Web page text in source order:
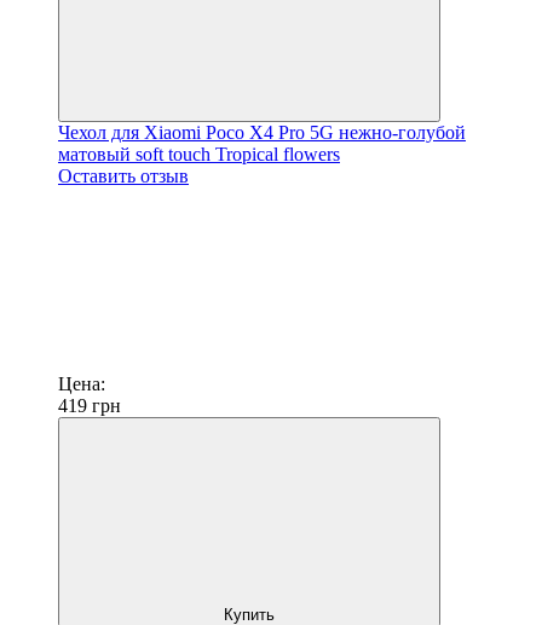
Чехол для Xiaomi Poco X4 Pro 5G нежно-голубой
матовый soft touch Tropical flowers
Оставить отзыв
Цена:
419 грн
Купить